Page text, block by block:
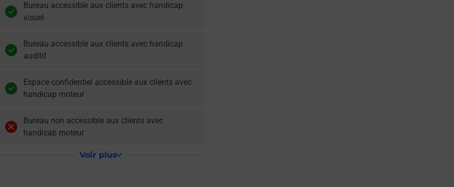
Bureau accessible aux clients avec handicap
visuel
Bureau accessible aux clients avec handicap
auditif
Espace confidentiel accessible aux clients avec
handicap moteur
Bureau non accessible aux clients avec
handicap moteur
Voir plus